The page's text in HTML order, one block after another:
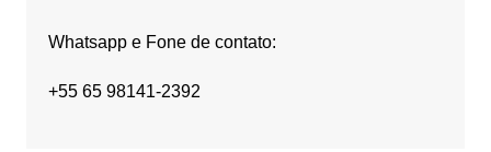
Whatsapp e Fone de contato:
+55 65 98141-2392